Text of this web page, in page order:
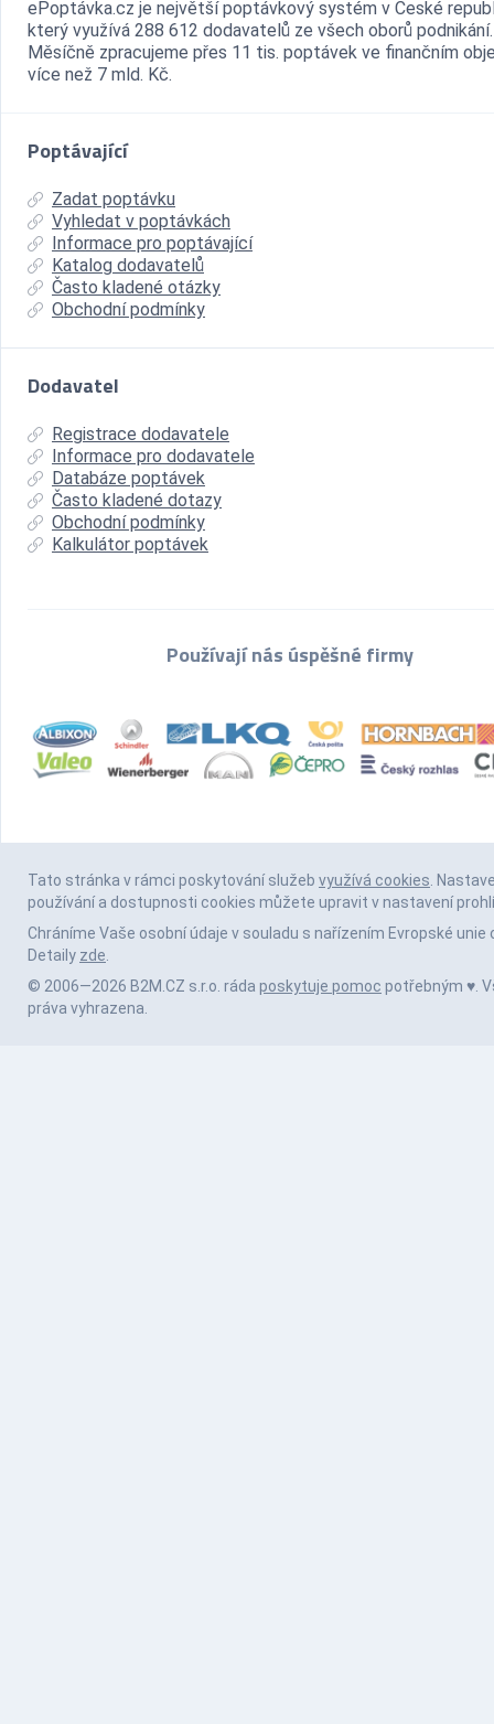
ePoptávka.cz je největší poptávkový systém v České
který využívá 288 612 dodavatelů ze všech oborů podnikání.
Měsíčně zpracujeme přes 11 tis. poptávek ve finančním
více než 7 mld. Kč.
Poptávající
Zadat poptávku
Vyhledat v poptávkách
Informace pro poptávající
Katalog dodavatelů
Často kladené otázky
Obchodní podmínky
Dodavatel
Registrace dodavatele
Informace pro dodavatele
Databáze poptávek
Často kladené dotazy
Obchodní podmínky
Kalkulátor poptávek
Používají nás úspěšné firmy
Tato stránka v rámci poskytování služeb využívá cookies.
používání a dostupnosti cookies můžete upravit v nastavení
Chráníme Vaše osobní údaje v souladu s nařízením Evropské unie
Detaily zde.
© 2006—2026 B2M.CZ s.r.o. ráda poskytuje pomoc potřebným ♥️.
práva vyhrazena.